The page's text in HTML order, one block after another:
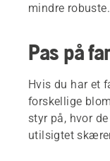
mindre robuste.
Pas på
Hvis du har et
forskellige
styr på, hvor
utilsigtet